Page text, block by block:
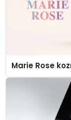
Marie Rose